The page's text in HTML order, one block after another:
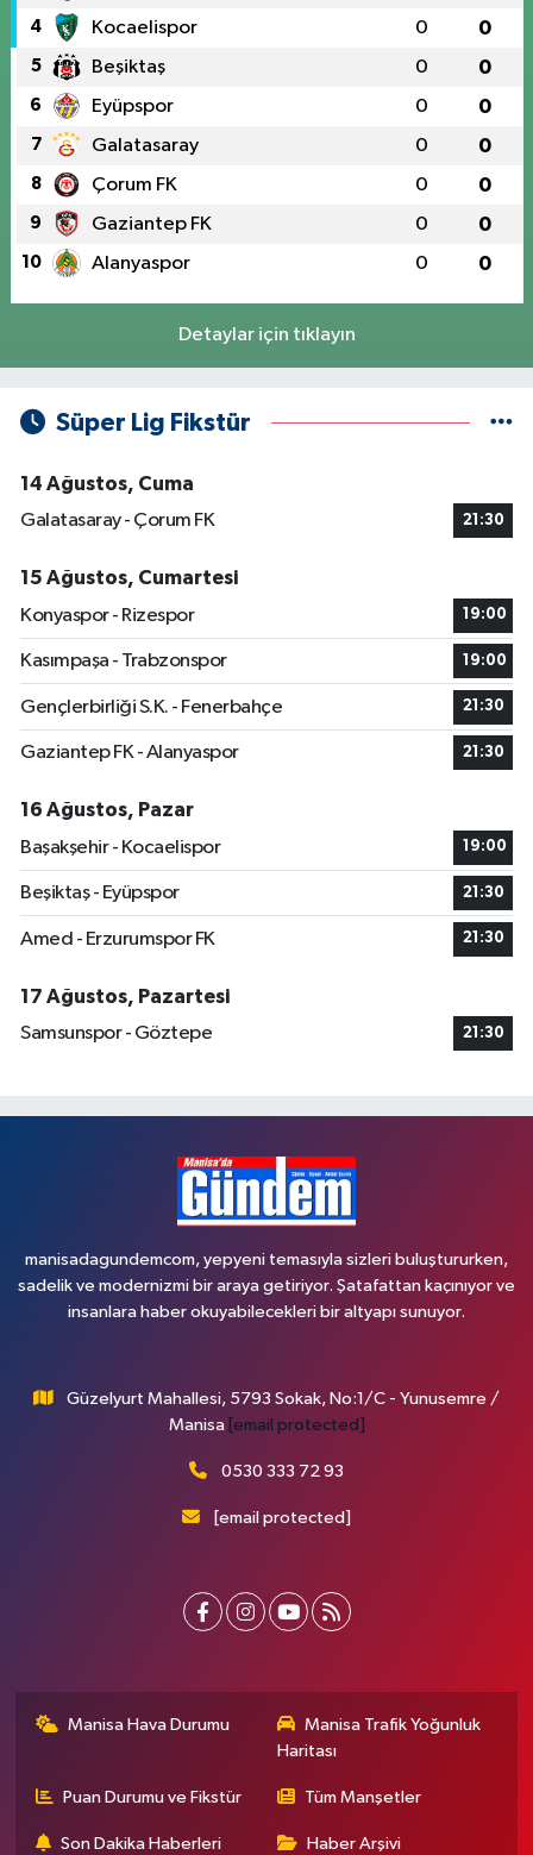
4 Kocaelispor 0 0
5 Beşiktaş 0 0
6 Eyüpspor 0 0
7 Galatasaray 0 0
8 Çorum FK 0 0
9 Gaziantep FK 0 0
10 Alanyaspor 0 0
Detaylar için tıklayın
Süper Lig Fikstür
14 Ağustos, Cuma
Galatasaray - Çorum FK
21:30
15 Ağustos, Cumartesi
Konyaspor - Rizespor
19:00
Kasımpaşa - Trabzonspor 19:00
Gençlerbirliği S.K. - Fenerbahçe 21:30
Gaziantep FK - Alanyaspor 21:30
16 Ağustos, Pazar
Başakşehir - Kocaelispor
19:00
Beşiktaş - Eyüpspor 21:30
Amed - Erzurumspor FK 21:30
17 Ağustos, Pazartesi
Samsunspor - Göztepe
21:30
manisadagundemcom, yepyeni temasıyla sizleri buluştururken,
sadelik ve modernizmi bir araya getiriyor. Şatafattan kaçınıyor ve
insanlara haber okuyabilecekleri bir altyapı sunuyor.
Güzelyurt Mahallesi, 5793 Sokak, No:1/C - Yunusemre /
Manisa [email protected]
0530 333 72 93
[email protected]
Manisa Hava Durumu
Manisa Trafik Yoğunluk
Haritası
Puan Durumu ve Fikstür Tüm Manşetler
Son Dakika Haberleri Haber Arşivi